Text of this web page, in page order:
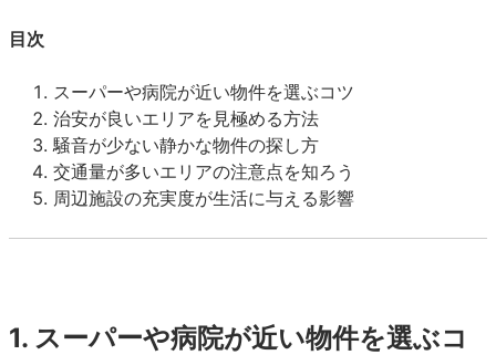
目次
スーパーや病院が近い物件を選ぶコツ
治安が良いエリアを見極める方法
騒音が少ない静かな物件の探し方
交通量が多いエリアの注意点を知ろう
周辺施設の充実度が生活に与える影響
1. スーパーや病院が近い物件を選ぶコ